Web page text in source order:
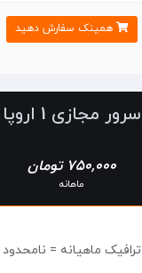
همینک سفارش دهید
سرور مجازی 1 اروپا
750,000 تومان
ماهانه
ترافیک ماهیانه = نامحدود